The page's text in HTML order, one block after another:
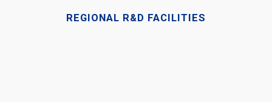
REGIONAL R&D FACILITIES